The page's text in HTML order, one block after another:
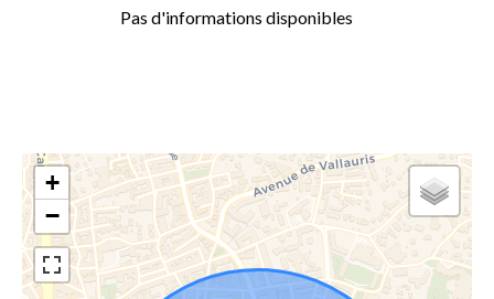
Pas d'informations disponibles
+
−